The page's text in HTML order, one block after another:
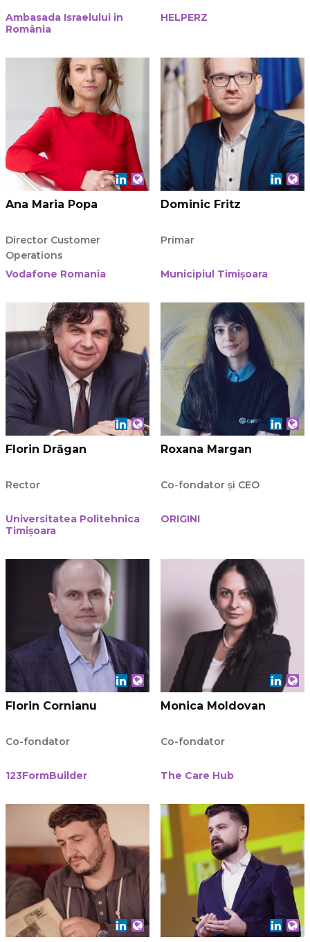
Ambasada Israelului în
România
HELPERZ
Ana Maria Popa
Director Customer
Operations
Vodafone Romania
Dominic Fritz
Primar
Municipiul Timișoara
Florin Drăgan
Rector
Universitatea Politehnica
Timișoara
Roxana Margan
Co-fondator și CEO
ORIGINI
Florin Cornianu
Co-fondator
123FormBuilder
Monica Moldovan
Co-fondator
The Care Hub